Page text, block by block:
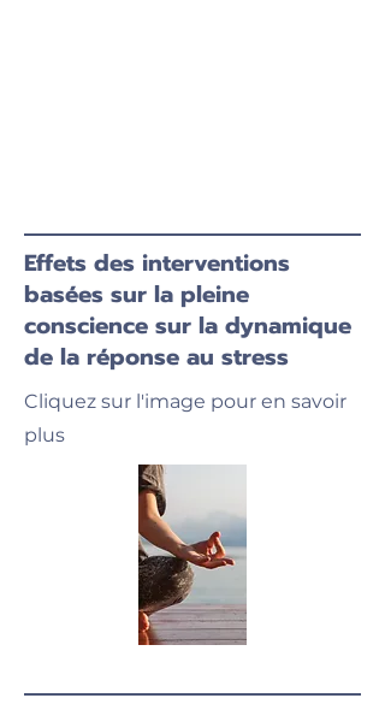
Effets des interventions
basées sur la pleine
conscience sur la dynamique
de la réponse au stress
Cliquez sur l'image pour en savoir
plus